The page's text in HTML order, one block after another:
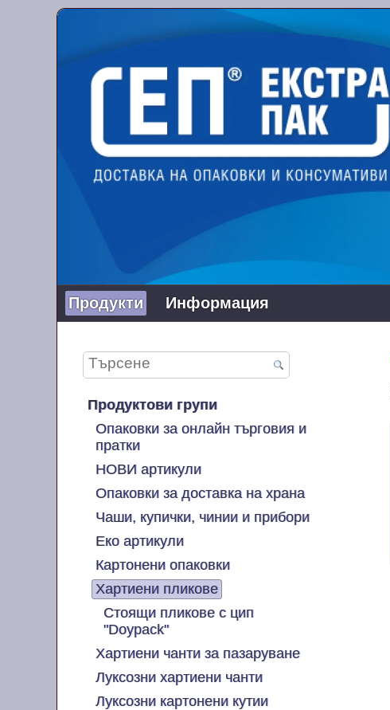
Продукти Информация
Продуктови групи
Опаковки за онлайн търговия и
пратки
НОВИ артикули
Опаковки за доставка на храна
Чаши, купички, чинии и прибори
Еко артикули
Картонени опаковки
Хартиени пликове
Стоящи пликове с цип
"Doypack"
Хартиени чанти за пазаруване
Луксозни хартиени чанти
Луксозни картонени кутии